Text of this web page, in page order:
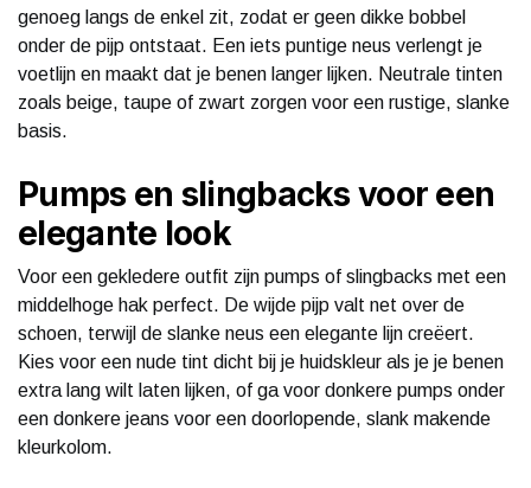
genoeg langs de enkel zit, zodat er geen dikke bobbel
onder de pijp ontstaat. Een iets puntige neus verlengt je
voetlijn en maakt dat je benen langer lijken. Neutrale tinten
zoals beige, taupe of zwart zorgen voor een rustige, slanke
basis.
Pumps en slingbacks voor een
elegante look
Voor een gekledere outfit zijn pumps of slingbacks met een
middelhoge hak perfect. De wijde pijp valt net over de
schoen, terwijl de slanke neus een elegante lijn creëert.
Kies voor een nude tint dicht bij je huidskleur als je je benen
extra lang wilt laten lijken, of ga voor donkere pumps onder
een donkere jeans voor een doorlopende, slank makende
kleurkolom.